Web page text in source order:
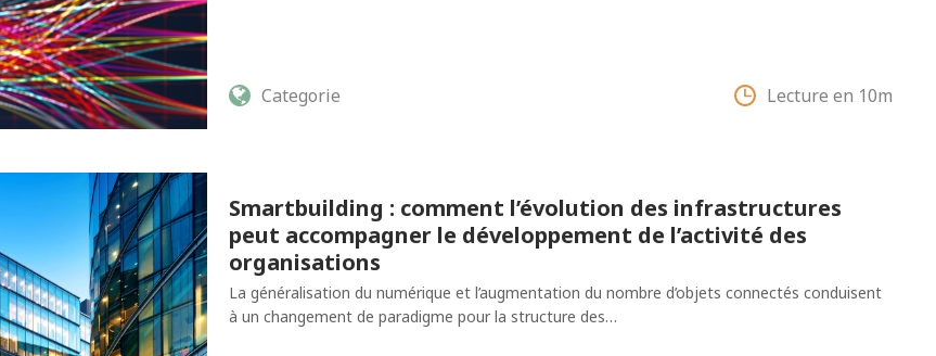
Categorie Lecture en 10m
Smartbuilding : comment l’évolution des infrastructures
peut accompagner le développement de l’activité des
organisations
La généralisation du numérique et l’augmentation du nombre d’objets connectés conduisent
à un changement de paradigme pour la structure des…